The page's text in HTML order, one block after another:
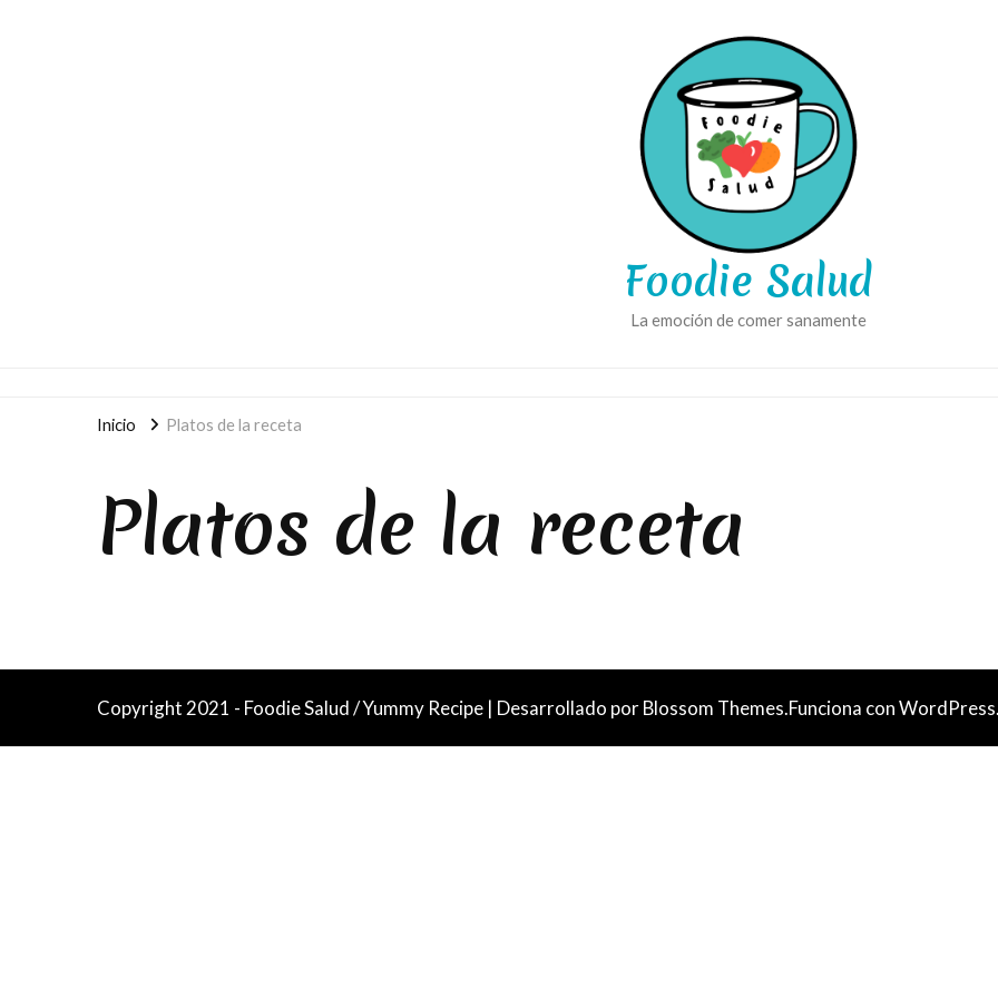
Foodie Salud
La emoción de comer sanamente
Inicio Platos de la receta
Platos de la receta
Copyright 2021 - Foodie Salud / Yummy Recipe | Desarrollado porBlossom Themes.Funciona conWordPress